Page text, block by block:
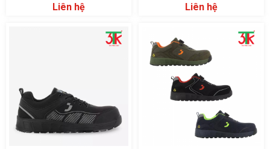
Liên hệ Liên hệ